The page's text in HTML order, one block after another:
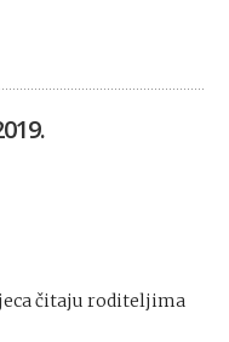
djeca čitaju roditeljima